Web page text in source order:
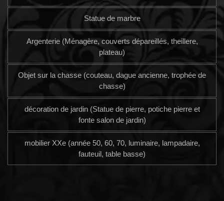
Statue de marbre
Argenterie (Ménagère, couverts dépareillés, theillere,
plateau)
Objet sur la chasse (couteau, dague ancienne, trophée de
chasse)
décoration de jardin (Statue de pierre, potiche pierre et
fonte salon de jardin)
mobilier XXe (année 50, 60, 70, luminaire, lampadaire,
fauteuil, table basse)